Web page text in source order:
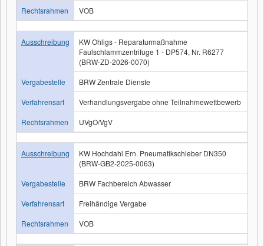
Rechtsrahmen
VOB
Ausschreibung
KW Ohligs - Reparaturmaßnahme
Faulschlammzentrifuge 1 - DP574, Nr. R6277
(BRW-ZD-2026-0070)
Vergabestelle
BRW Zentrale Dienste
Verfahrensart
Verhandlungsvergabe ohne Teilnahmewettbewerb
Rechtsrahmen
UVgO/VgV
Ausschreibung
KW Hochdahl Ern. Pneumatikschieber DN350
(BRW-GB2-2025-0063)
Vergabestelle
BRW Fachbereich Abwasser
Verfahrensart
Freihändige Vergabe
Rechtsrahmen
VOB